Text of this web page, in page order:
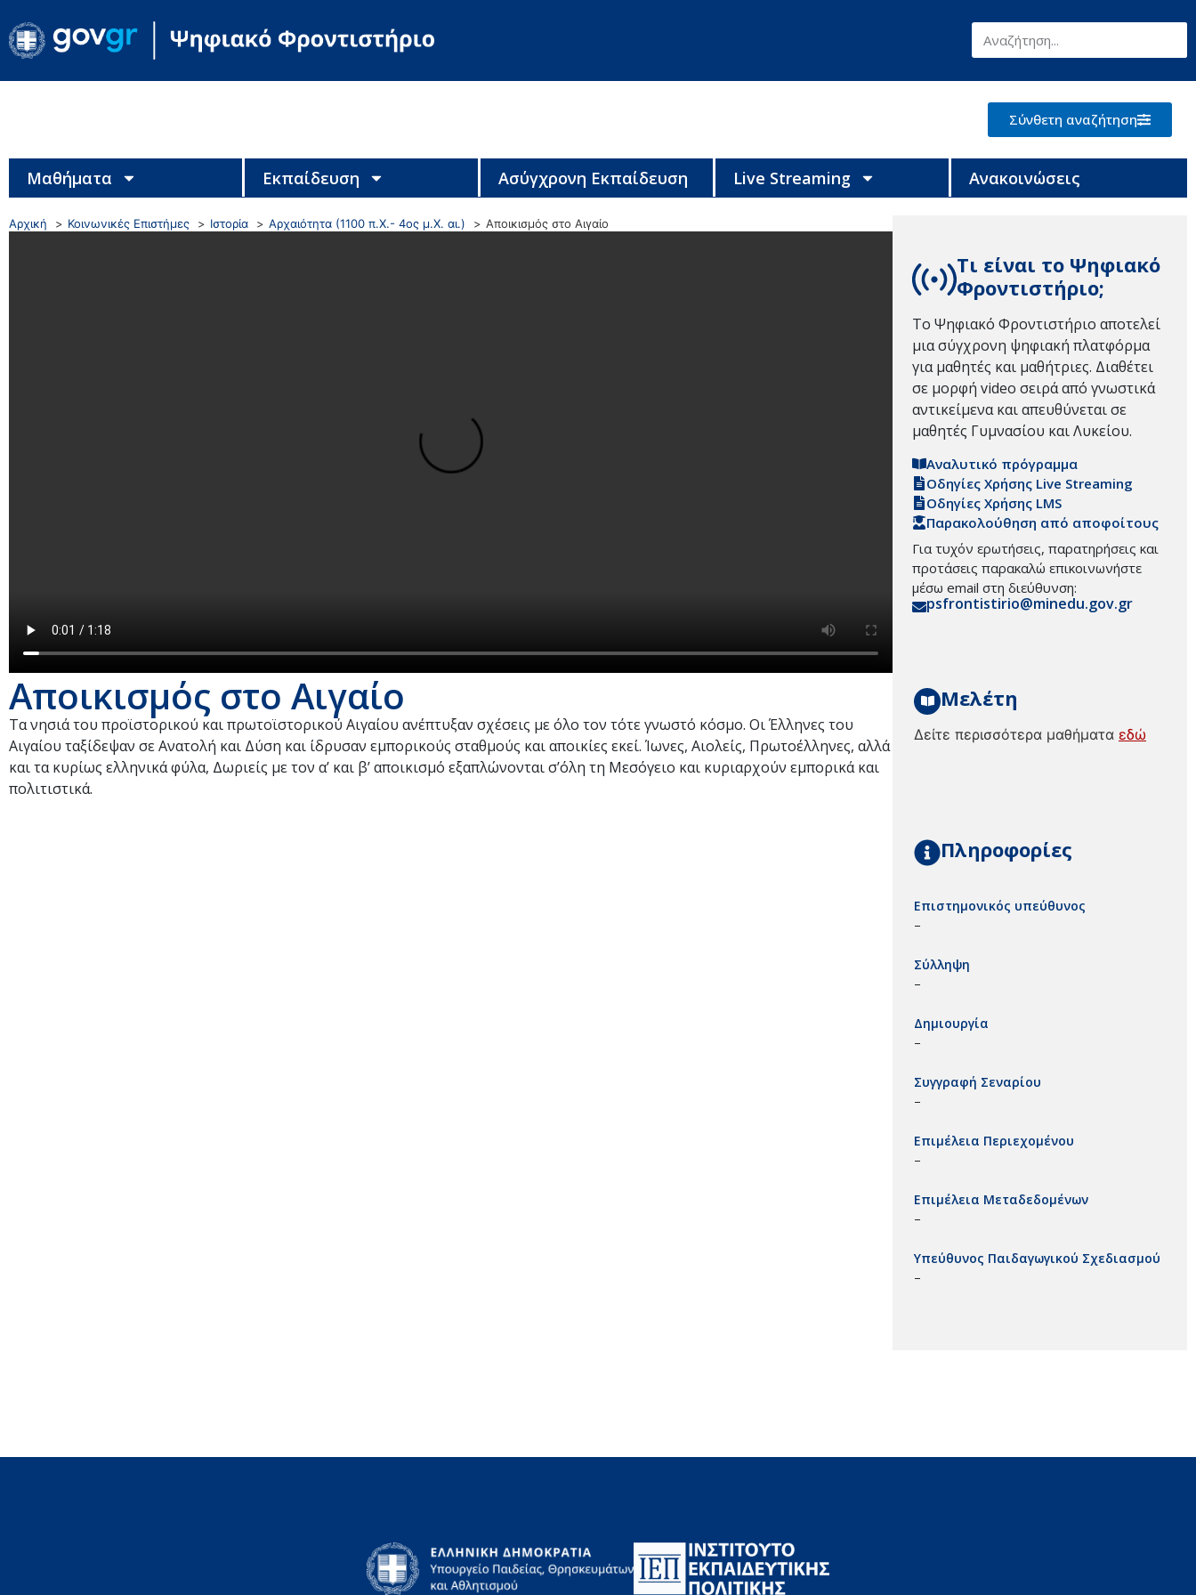
Σύνθετη αναζήτηση
Μαθήματα Εκπαίδευση Ασύγχρονη Εκπαίδευση Live Streaming Ανακοινώσεις
Αρχική Κοινωνικές Επιστήμες Ιστορία Αρχαιότητα (1100 π.Χ.- 4ος μ.Χ. αι.) Αποικισμός στο Αιγαίο
Αποικισμός στο Αιγαίο
Τα νησιά του προϊστορικού και πρωτοϊστορικού Αιγαίου ανέπτυξαν σχέσεις με όλο τον τότε γνωστό κόσμο. Οι Έλληνες του
Αιγαίου ταξίδεψαν σε Ανατολή και Δύση και ίδρυσαν εμπορικούς σταθμούς και αποικίες εκεί. Ίωνες, Αιολείς, Πρωτοέλληνες, αλλά
και τα κυρίως ελληνικά φύλα, Δωριείς με τον α’ και β’ αποικισμό εξαπλώνονται σ’όλη τη Μεσόγειο και κυριαρχούν εμπορικά και
πολιτιστικά.
Τι είναι το Ψηφιακό
Φροντιστήριο;
Το Ψηφιακό Φροντιστήριο αποτελεί
μια σύγχρονη ψηφιακή πλατφόρμα
για μαθητές και μαθήτριες. Διαθέτει
σε μορφή video σειρά από γνωστικά
αντικείμενα και απευθύνεται σε
μαθητές Γυμνασίου και Λυκείου.
Αναλυτικό πρόγραμμα
Οδηγίες Χρήσης Live Streaming
Οδηγίες Χρήσης LMS
Παρακολούθηση από αποφοίτους
Για τυχόν ερωτήσεις, παρατηρήσεις και
προτάσεις παρακαλώ επικοινωνήστε
μέσω email στη διεύθυνση:
psfrontistirio@minedu.gov.gr
Μελέτη
Δείτε περισσότερα μαθήματα εδώ
Πληροφορίες
Επιστημονικός υπεύθυνος
–
Σύλληψη
–
Δημιουργία
–
Συγγραφή Σεναρίου
–
Επιμέλεια Περιεχομένου
–
Επιμέλεια Μεταδεδομένων
–
Υπεύθυνος Παιδαγωγικού Σχεδιασμού
–